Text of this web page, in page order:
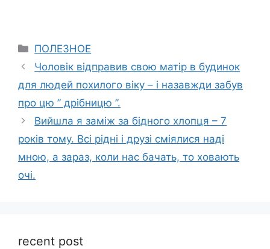
Categories
ПОЛЕЗНОЕ
Чоловік відправив свою матір в будинок
для людей похилого віку – і назавжди забув
про цю ” дрібницю ”.
Вийшла я заміж за бідного хлопця – 7
років тому. Всі рідні і друзі сміялися наді
мною, а зараз, коли нас бачать, то ховають
очі.
recent post